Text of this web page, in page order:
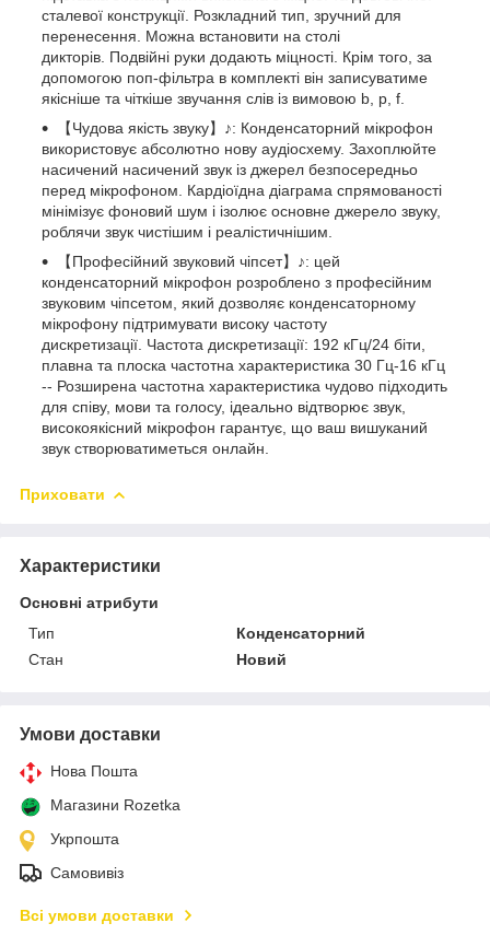
сталевої конструкції. Розкладний тип, зручний для
перенесення. Можна встановити на столі
дикторів. Подвійні руки додають міцності. Крім того, за
допомогою поп-фільтра в комплекті він записуватиме
якісніше та чіткіше звучання слів із вимовою b, p, f.
【Чудова якість звуку】♪: Конденсаторний мікрофон
використовує абсолютно нову аудіосхему. Захоплюйте
насичений насичений звук із джерел безпосередньо
перед мікрофоном. Кардіоїдна діаграма спрямованості
мінімізує фоновий шум і ізолює основне джерело звуку,
роблячи звук чистішим і реалістичнішим.
【Професійний звуковий чіпсет】♪: цей
конденсаторний мікрофон розроблено з професійним
звуковим чіпсетом, який дозволяє конденсаторному
мікрофону підтримувати високу частоту
дискретизації. Частота дискретизації: 192 кГц/24 біти,
плавна та плоска частотна характеристика 30 Гц-16 кГц
-- Розширена частотна характеристика чудово підходить
для співу, мови та голосу, ідеально відтворює звук,
високоякісний мікрофон гарантує, що ваш вишуканий
звук створюватиметься онлайн.
Приховати
Характеристики
Основні атрибути
Тип
Конденсаторний
Стан
Новий
Умови доставки
Нова Пошта
Магазини Rozetka
Укрпошта
Самовивіз
Всі умови доставки